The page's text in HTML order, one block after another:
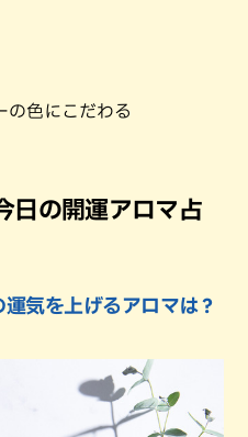
の色にこだわる
日の開運アロマ占
気を上げるアロマは？